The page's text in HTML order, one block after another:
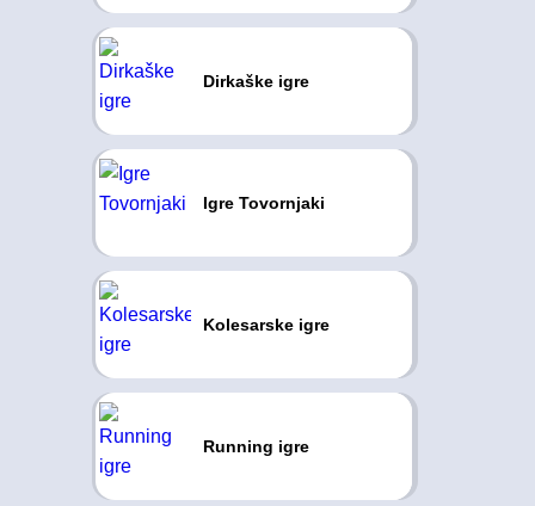
Dirkaške igre
Igre Tovornjaki
Kolesarske igre
Running igre